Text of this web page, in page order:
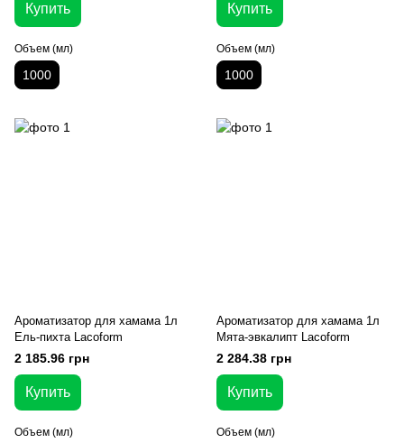
Купить
Объем (мл)
1000
Купить
Объем (мл)
1000
Ароматизатор для хамама 1л
Ель-пихта Lacoform
2 185.96 грн
Купить
Объем (мл)
Ароматизатор для хамама 1л
Мята-эвкалипт Lacoform
2 284.38 грн
Купить
Объем (мл)